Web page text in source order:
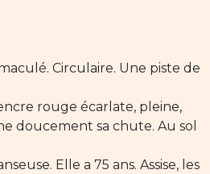
Circulaire. Une piste de
rouge écarlate, pleine,
doucement sa chute. Au sol
Elle a 75 ans. Assise, les